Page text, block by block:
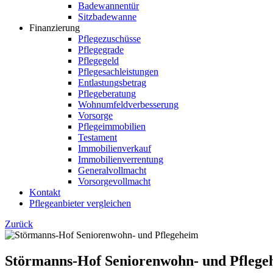
Badewannentür
Sitzbadewanne
Finanzierung
Pflegezuschüsse
Pflegegrade
Pflegegeld
Pflegesachleistungen
Entlastungsbetrag
Pflegeberatung
Wohnumfeldverbesserung
Vorsorge
Pflegeimmobilien
Testament
Immobilienverkauf
Immobilienverrentung
Generalvollmacht
Vorsorgevollmacht
Kontakt
Pflegeanbieter vergleichen
Zurück
Störmanns-Hof Seniorenwohn- und